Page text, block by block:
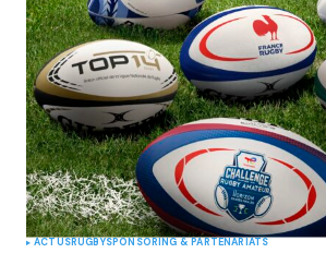
ACTUSRUGBYSPONSORING & PARTENARIATS